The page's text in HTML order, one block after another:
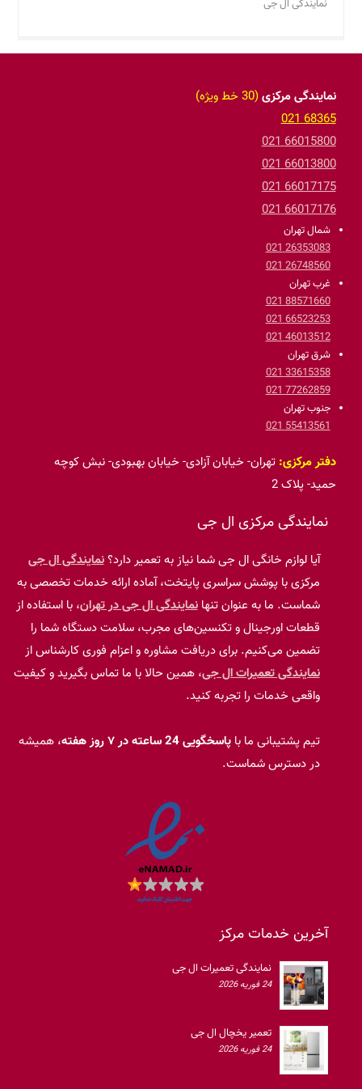
نمایندگی ال جی
نمایندگی مرکزی(30 خط ویژه)
68365 021
66015800 021
66013800 021
66017175 021
66017176 021
شمال تهران
26353083 021
26748560 021
غرب تهران
88571660 021
66523253 021
46013512 021
شرق تهران
33615358 021
77262859 021
جنوب تهران
55413561 021
دفتر مرکزی: تهران- خیابان آزادی- خیابان بهبودی- نبش کوچه
حمید- پلاک 2
نمایندگی مرکزی ال جی
آیا لوازم خانگی ال جی شما نیاز به تعمیر دارد؟نمایندگی ال جی
مرکزی با پوشش سراسری پایتخت، آماده ارائه خدمات تخصصی به
شماست. ما به عنوان تنهانمایندگی ال جی در تهران، با استفاده از
قطعات اورجینال و تکنسین‌های مجرب، سلامت دستگاه شما را
تضمین می‌کنیم. برای دریافت مشاوره و اعزام فوری کارشناس از
نمایندگی تعمیرات ال جی، همین حالا با ما تماس بگیرید و کیفیت
واقعی خدمات را تجربه کنید.
تیم پشتیبانی ما باپاسخگویی 24 ساعته در ۷ روز هفته
، همیشه
در دسترس شماست.
آخرین خدمات مرکز
نمایندگی تعمیرات ال جی
24 فوریه 2026
تعمیر یخچال ال جی
24 فوریه 2026